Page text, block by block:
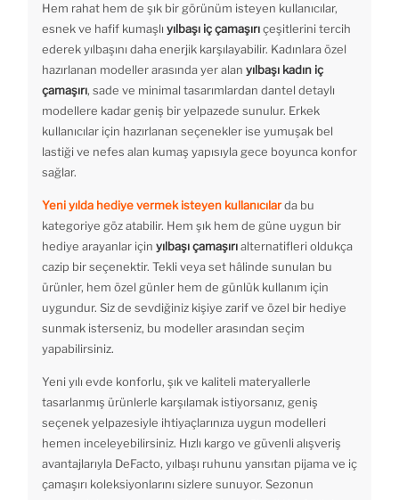
Hem rahat hem de şık bir görünüm isteyen kullanıcılar,
esnek ve hafif kumaşlı yılbaşı iç çamaşırıçeşitlerini tercih
ederek yılbaşını daha enerjik karşılayabilir. Kadınlara özel
hazırlanan modeller arasında yer alan yılbaşı kadın iç
çamaşırı, sade ve minimal tasarımlardan dantel detaylı
modellere kadar geniş bir yelpazede sunulur. Erkek
kullanıcılar için hazırlanan seçenekler ise yumuşak bel
lastiği ve nefes alan kumaş yapısıyla gece boyunca konfor
sağlar.
Yeni yılda hediye vermek isteyen kullanıcılarda bu
kategoriye göz atabilir. Hem şık hem de güne uygun bir
hediye arayanlar için yılbaşı çamaşırıalternatifleri oldukça
cazip bir seçenektir. Tekli veya set hâlinde sunulan bu
ürünler, hem özel günler hem de günlük kullanım için
uygundur. Siz de sevdiğiniz kişiye zarif ve özel bir hediye
sunmak isterseniz, bu modeller arasından seçim
yapabilirsiniz.
Yeni yılı evde konforlu, şık ve kaliteli materyallerle
tasarlanmış ürünlerle karşılamak istiyorsanız, geniş
seçenek yelpazesiyle ihtiyaçlarınıza uygun modelleri
hemen inceleyebilirsiniz. Hızlı kargo ve güvenli alışveriş
avantajlarıyla DeFacto, yılbaşı ruhunu yansıtan pijama ve iç
çamaşırı koleksiyonlarını sizlere sunuyor. Sezonun